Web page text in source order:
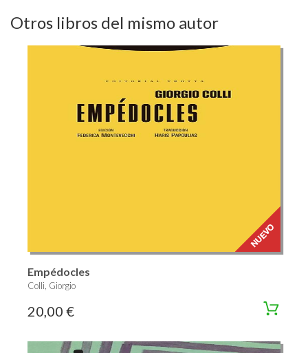
Otros libros del mismo autor
Empédocles
Colli, Giorgio
20,00 €